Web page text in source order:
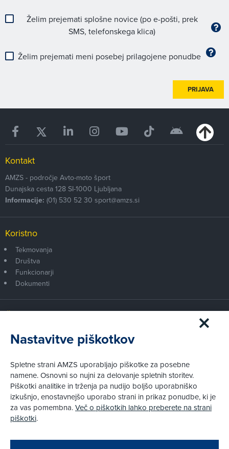
Zapri
Želim prejemati splošne novice (po e-pošti, prek
SMS, telefonskega klica)
Želim prejemati meni posebej prilagojene ponudbe
PRIJAVA
Kontakt
AMZS - področje Avto-moto šport
Dunajska cesta 128 SI-1000 Ljubljana
Informacije: (01) 530 52 30 sport@amzs.si
Koristno
Tekmovanja
Društva
Funkcionarji
Dokumenti
Postanite član AMZS
Zakaj (p)ostati član?
Kako vam pomagamo
Pravni vidiki
Piškotki
Pravno obvestilo
Nastavitve piškotkov
Spletne strani AMZS uporabljajo piškotke za posebne
namene. Osnovni so nujni za delovanje spletnih storitev.
Piškotki analitike in trženja pa nudijo boljšo uporabniško
izkušnjo, enostavnejšo uporabo strani in prikaz ponudbe, ki je
za vas pomembna.Več o piškotkih lahko preberete na strani
piškotki.